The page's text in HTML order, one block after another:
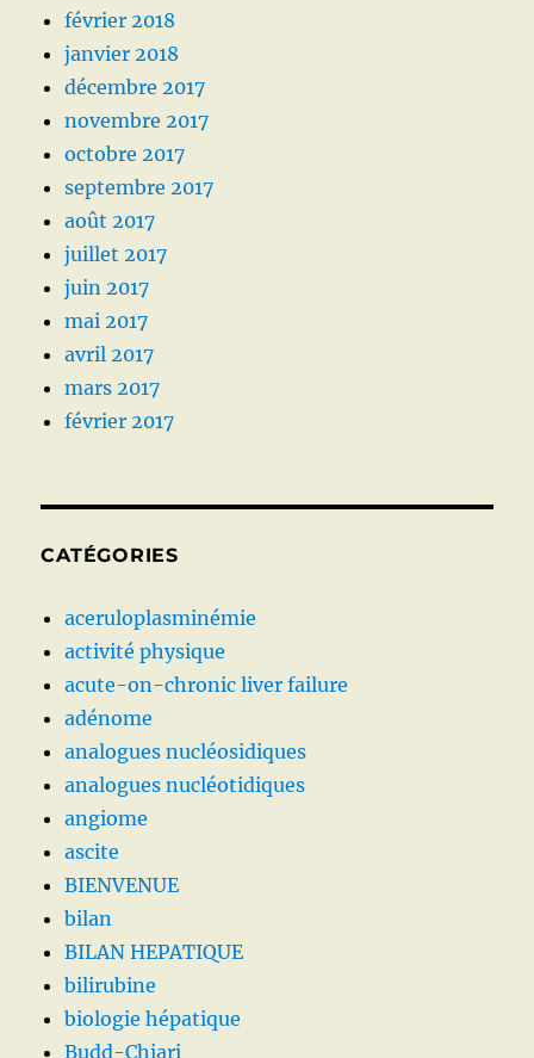
février 2018
janvier 2018
décembre 2017
novembre 2017
octobre 2017
septembre 2017
août 2017
juillet 2017
juin 2017
mai 2017
avril 2017
mars 2017
février 2017
CATÉGORIES
aceruloplasminémie
activité physique
acute-on-chronic liver failure
adénome
analogues nucléosidiques
analogues nucléotidiques
angiome
ascite
BIENVENUE
bilan
BILAN HEPATIQUE
bilirubine
biologie hépatique
Budd-Chiari